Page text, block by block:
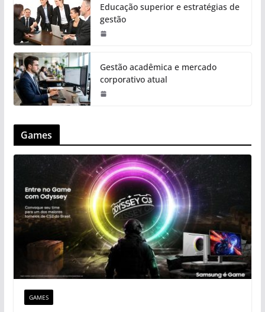
Educação superior e estratégias de
gestão
Gestão acadêmica e mercado
corporativo atual
Games
GAMES